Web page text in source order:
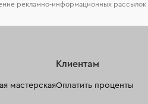
рекламно-информационных рассылок
мастерская
Клиентам
Оплатить проценты